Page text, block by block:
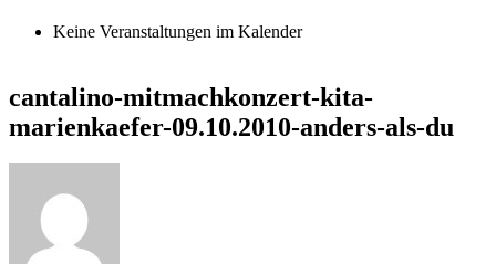
Keine Veranstaltungen im Kalender
cantalino-mitmachkonzert-kita-
marienkaefer-09.10.2010-anders-als-du